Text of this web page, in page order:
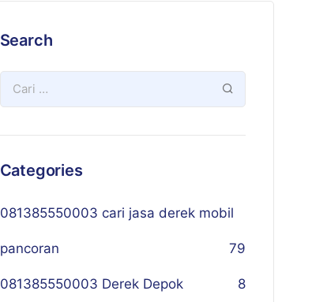
Search
Categories
081385550003 cari jasa derek mobil
pancoran 79
081385550003 Derek Depok 8